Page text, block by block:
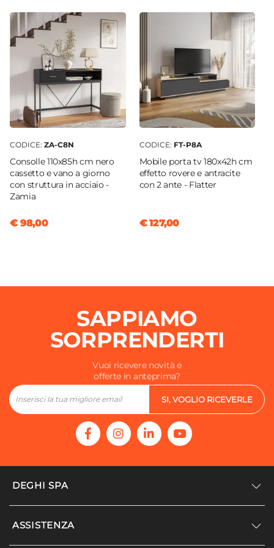
CODICE: ZA-C8N
Consolle 110x85h cm nero
cassetto e vano a giorno
con struttura in acciaio -
Zamia
€ 98,00
CODICE: FT-P8A
Mobile porta tv 180x42h cm
effetto rovere e antracite
con 2 ante - Flatter
€ 127,00
SAPPIAMO
SORPRENDERTI
Vuoi ricevere novità e
offerte in anteprima?
SI, VOGLIO RICEVERLE
DEGHI SPA
Accedi/Registrati
ASSISTENZA